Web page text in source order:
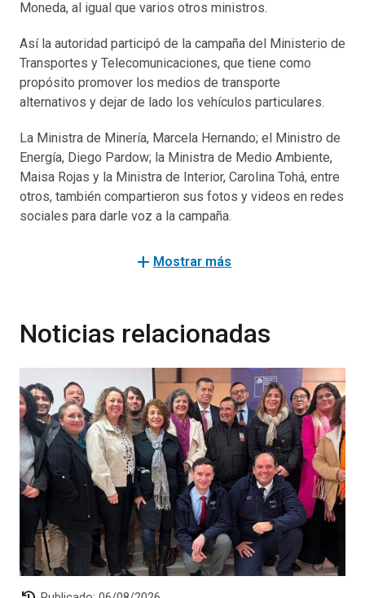
Moneda, al igual que varios otros ministros.
Así la autoridad participó de la campaña del Ministerio de
Transportes y Telecomunicaciones, que tiene como
propósito promover los medios de transporte
alternativos y dejar de lado los vehículos particulares.
La Ministra de Minería, Marcela Hernando; el Ministro de
Energía, Diego Pardow; la Ministra de Medio Ambiente,
Maisa Rojas y la Ministra de Interior, Carolina Tohá, entre
otros, también compartieron sus fotos y videos en redes
sociales para darle voz a la campaña.
add Mostrar más
Noticias relacionadas